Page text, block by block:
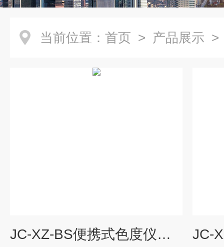
当前位置： 首页 > 产品展示
JC-XZ-BS便携式色度仪价格